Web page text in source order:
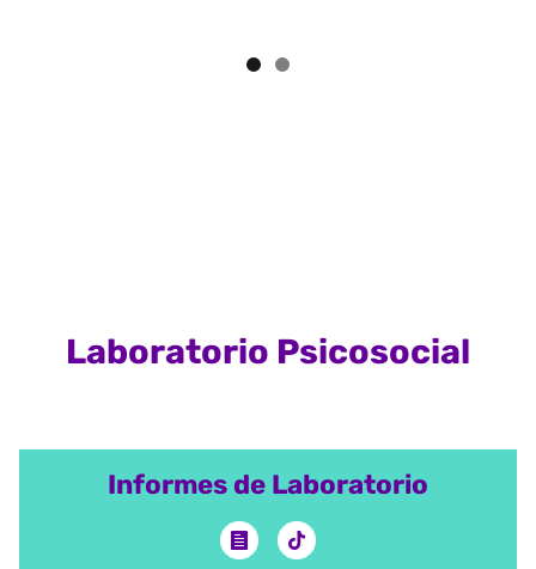
Laboratorio Psicosocial
Informes de Laboratorio